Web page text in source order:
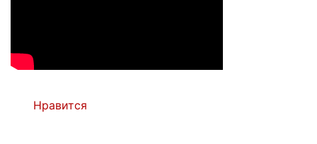
Нравится